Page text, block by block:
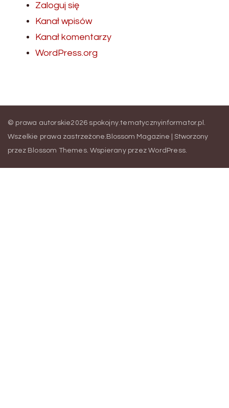
Zaloguj się
Kanał wpisów
Kanał komentarzy
WordPress.org
© prawa autorskie2026 spokojny.tematycznyinformator.pl .
Wszelkie prawa zastrzeżone. Blossom Magazine | Stworzony
przez Blossom Themes. Wspierany przezWordPress.